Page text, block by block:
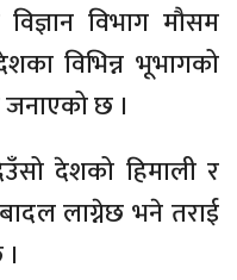
विभाग मौसम
विभिन्न भूभागको
छ ।
देशको हिमाली र
लाग्नेछ भने तराई